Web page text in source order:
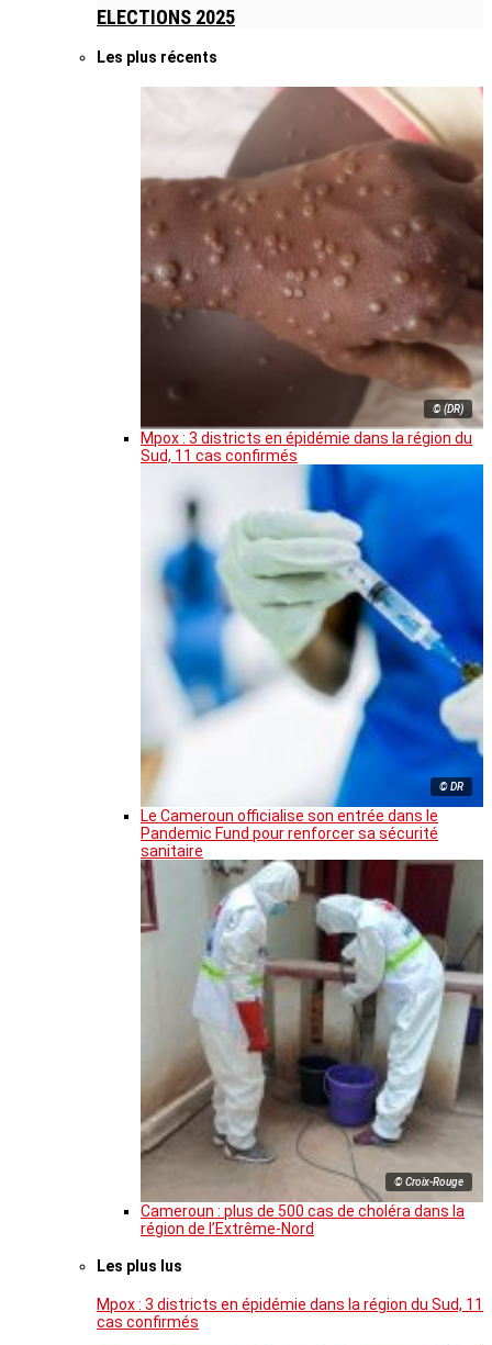
ELECTIONS 2025
Les plus récents
© (DR)
Mpox : 3 districts en épidémie dans la région du
Sud, 11 cas confirmés
© DR
Le Cameroun officialise son entrée dans le
Pandemic Fund pour renforcer sa sécurité
sanitaire
© Croix-Rouge
Cameroun : plus de 500 cas de choléra dans la
région de l’Extrême-Nord
Les plus lus
Mpox : 3 districts en épidémie dans la région du Sud, 11
cas confirmés